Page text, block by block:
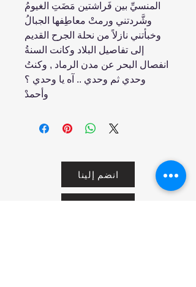
المنسيِّ بين فَراشتين مَضَتِ الغيومُ
وشَّردتني ورمتْ معاطِفها الجبالُ
وخبأتني نازلاً من نحلة الجرح القديم
إلى تفاصيل البلاد وكانت السنةُ
انفصال البحر عن مدن الرماد , وكنتُ
وحدي ثم وحدي .. آه يا وحدي ؟
وأحمدْ
انضم إلينا